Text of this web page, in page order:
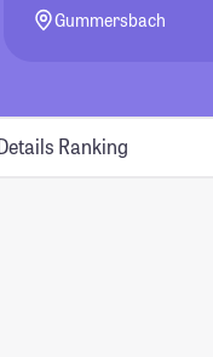
Gummersbach
Ranking